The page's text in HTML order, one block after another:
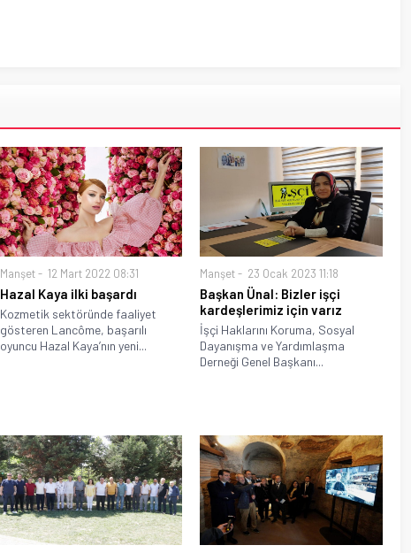
Manşet 12 Mart 2022 08:31
Hazal Kaya ilki başardı
Kozmetik sektöründe faaliyet
gösteren Lancôme, başarılı
oyuncu Hazal Kaya’nın yeni...
Manşet 23 Ocak 2023 11:18
Başkan Ünal: Bizler işçi
kardeşlerimiz için varız
İşçi Haklarını Koruma, Sosyal
Dayanışma ve Yardımlaşma
Derneği Genel Başkanı...